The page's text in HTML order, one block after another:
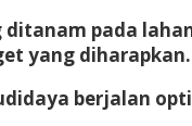
pada
yang diharapkan.
berjalan